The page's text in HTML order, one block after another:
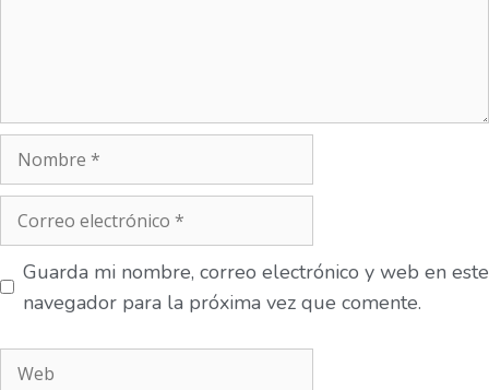
Guarda mi nombre, correo electrónico y web en este
navegador para la próxima vez que comente.